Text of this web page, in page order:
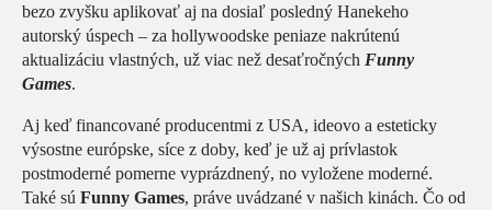
bezo zvyšku aplikovať aj na dosiaľ posledný Hanekeho
autorský úspech – za hollywoodske peniaze nakrútenú
aktualizáciu vlastných, už viac než desaťročných Funny
Games.
Aj keď financované producentmi z USA, ideovo a esteticky
výsostne európske, síce z doby, keď je už aj prívlastok
postmoderné pomerne vyprázdnený, no vyložene moderné.
Také sú Funny Games, práve uvádzané v našich kinách. Čo od